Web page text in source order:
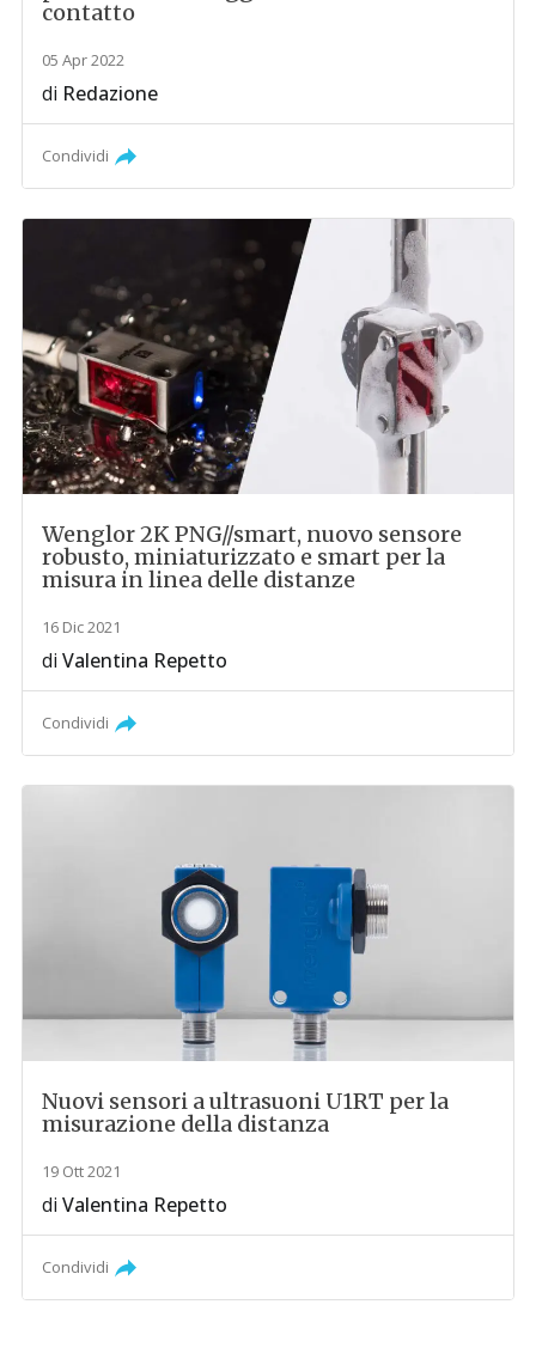
contatto
05 Apr 2022
di Redazione
Condividi
Wenglor 2K PNG//smart, nuovo sensore
robusto, miniaturizzato e smart per la
misura in linea delle distanze
16 Dic 2021
diValentina Repetto
Condividi
Nuovi sensori a ultrasuoni U1RT per la
misurazione della distanza
19 Ott 2021
diValentina Repetto
Condividi